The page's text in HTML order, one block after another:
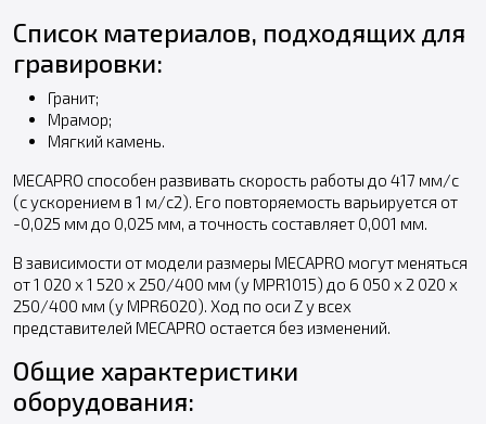
Список материалов, подходящих для
гравировки:
Гранит;
Мрамор;
Мягкий камень.
MECAPRO способен развивать скорость работы до 417 мм/с
(с ускорением в 1 м/с2). Его повторяемость варьируется от
-0,025 мм до 0,025 мм, а точность составляет 0,001 мм.
В зависимости от модели размеры MECAPRO могут меняться
от 1 020 x 1 520 x 250/400 мм (у MPR1015) до 6 050 x 2 020 x
250/400 мм (у MPR6020). Ход по оси Z у всех
представителей MECAPRO остается без изменений.
Общие характеристики
оборудования: